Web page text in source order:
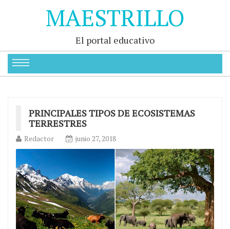
MAESTRILLO
El portal educativo
PRINCIPALES TIPOS DE ECOSISTEMAS
TERRESTRES
Redactor junio 27, 2018